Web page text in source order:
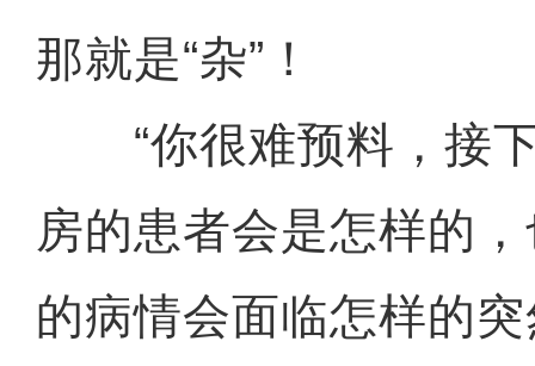
那就是“杂”！
“你很难预料，接下
房的患者会是怎样的
的病情会面临怎样的